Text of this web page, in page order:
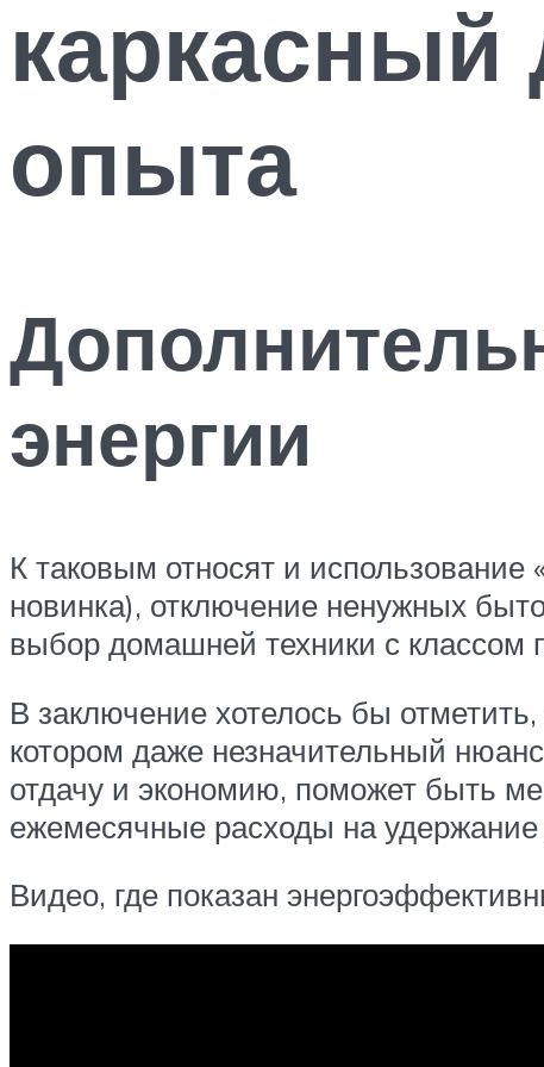
каркасный
опыта
энергии
К таковым относят и
новинка), отключение ненужных
выбор домашней техники с классом
В заключение хотелось бы
котором даже незначительный
отдачу и экономию, поможет быть
ежемесячные расходы на
Видео, где показан